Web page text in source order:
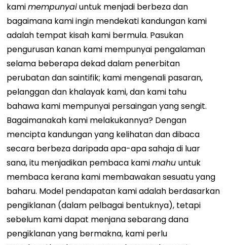
kamimempunyaiuntuk menjadi berbeza dan
bagaimana kami ingin mendekati kandungan kami
adalah tempat kisah kami bermula. Pasukan
pengurusan kanan kami mempunyai pengalaman
selama beberapa dekad dalam penerbitan
perubatan dan saintifik; kami mengenali pasaran,
pelanggan dan khalayak kami, dan kami tahu
bahawa kami mempunyai persaingan yang sengit.
Bagaimanakah kami melakukannya? Dengan
mencipta kandungan yang kelihatan dan dibaca
secara berbeza daripada apa-apa sahaja di luar
sana, itu menjadikan pembaca kamimahuuntuk
membaca kerana kami membawakan sesuatu yang
baharu. Model pendapatan kami adalah berdasarkan
pengiklanan (dalam pelbagai bentuknya), tetapi
sebelum kami dapat menjana sebarang dana
pengiklanan yang bermakna, kami perlu